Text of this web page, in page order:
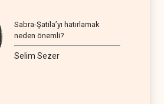
Sabra-Şatila’yı hatırlamak
neden önemli?
Selim Sezer